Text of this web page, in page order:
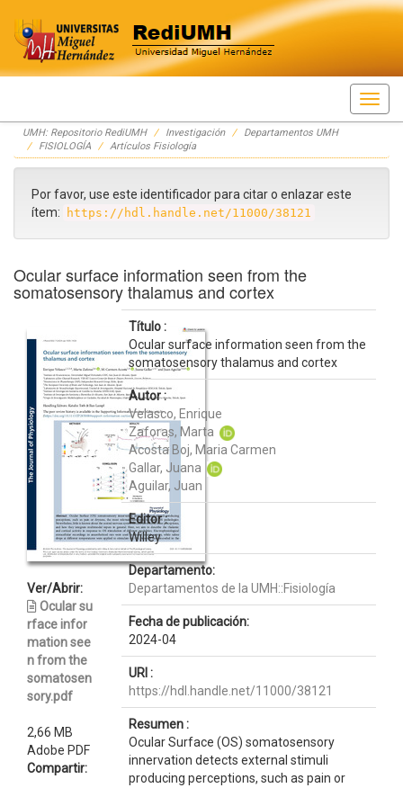
Skip
navigation
UMH: Repositorio RediUMH Investigación
Departamentos UMH
FISIOLOGÍA
Artículos Fisiología
Por favor, use este identificador para citar o enlazar este
ítem:
https://hdl.handle.net/11000/38121
Ocular surface information seen from the
somatosensory thalamus and cortex
Ver/Abrir:
Ocular su
rface infor
mation see
n from the
somatosen
sory.pdf
2,66 MB
Adobe PDF
Compartir:
Título :
Ocular surface information seen from the
somatosensory thalamus and cortex
Autor :
Velasco, Enrique
Zaforas, Marta
Acosta Boj, Maria Carmen
Gallar, Juana
Aguilar, Juan
Editor :
Willey
Departamento:
Departamentos de la UMH::Fisiología
Fecha de publicación:
2024-04
URI :
https://hdl.handle.net/11000/38121
Resumen :
Ocular Surface (OS) somatosensory
innervation detects external stimuli
producing perceptions, such as pain or